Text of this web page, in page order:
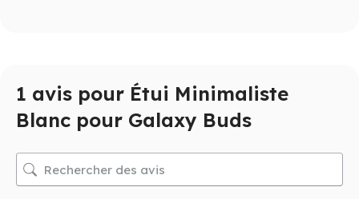
1 avis pour Étui Minimaliste
Blanc pour Galaxy Buds